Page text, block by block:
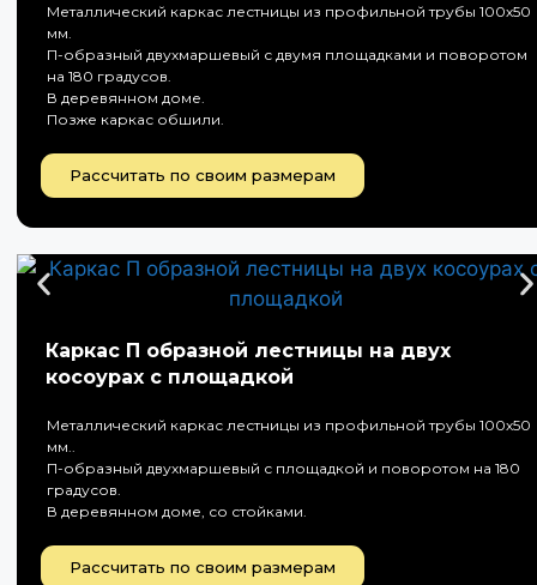
Металлический каркас лестницы из профильной трубы 100х50
мм.
П-образный двухмаршевый с двумя площадками и поворотом
на 180 градусов.
В деревянном доме.
Позже каркас обшили.
Рассчитать по своим размерам
Каркас П образной лестницы на двух
косоурах с площадкой
Металлический каркас лестницы из профильной трубы 100х50
мм..
П-образный двухмаршевый с площадкой и поворотом на 180
градусов.
В деревянном доме, со стойками.
Рассчитать по своим размерам